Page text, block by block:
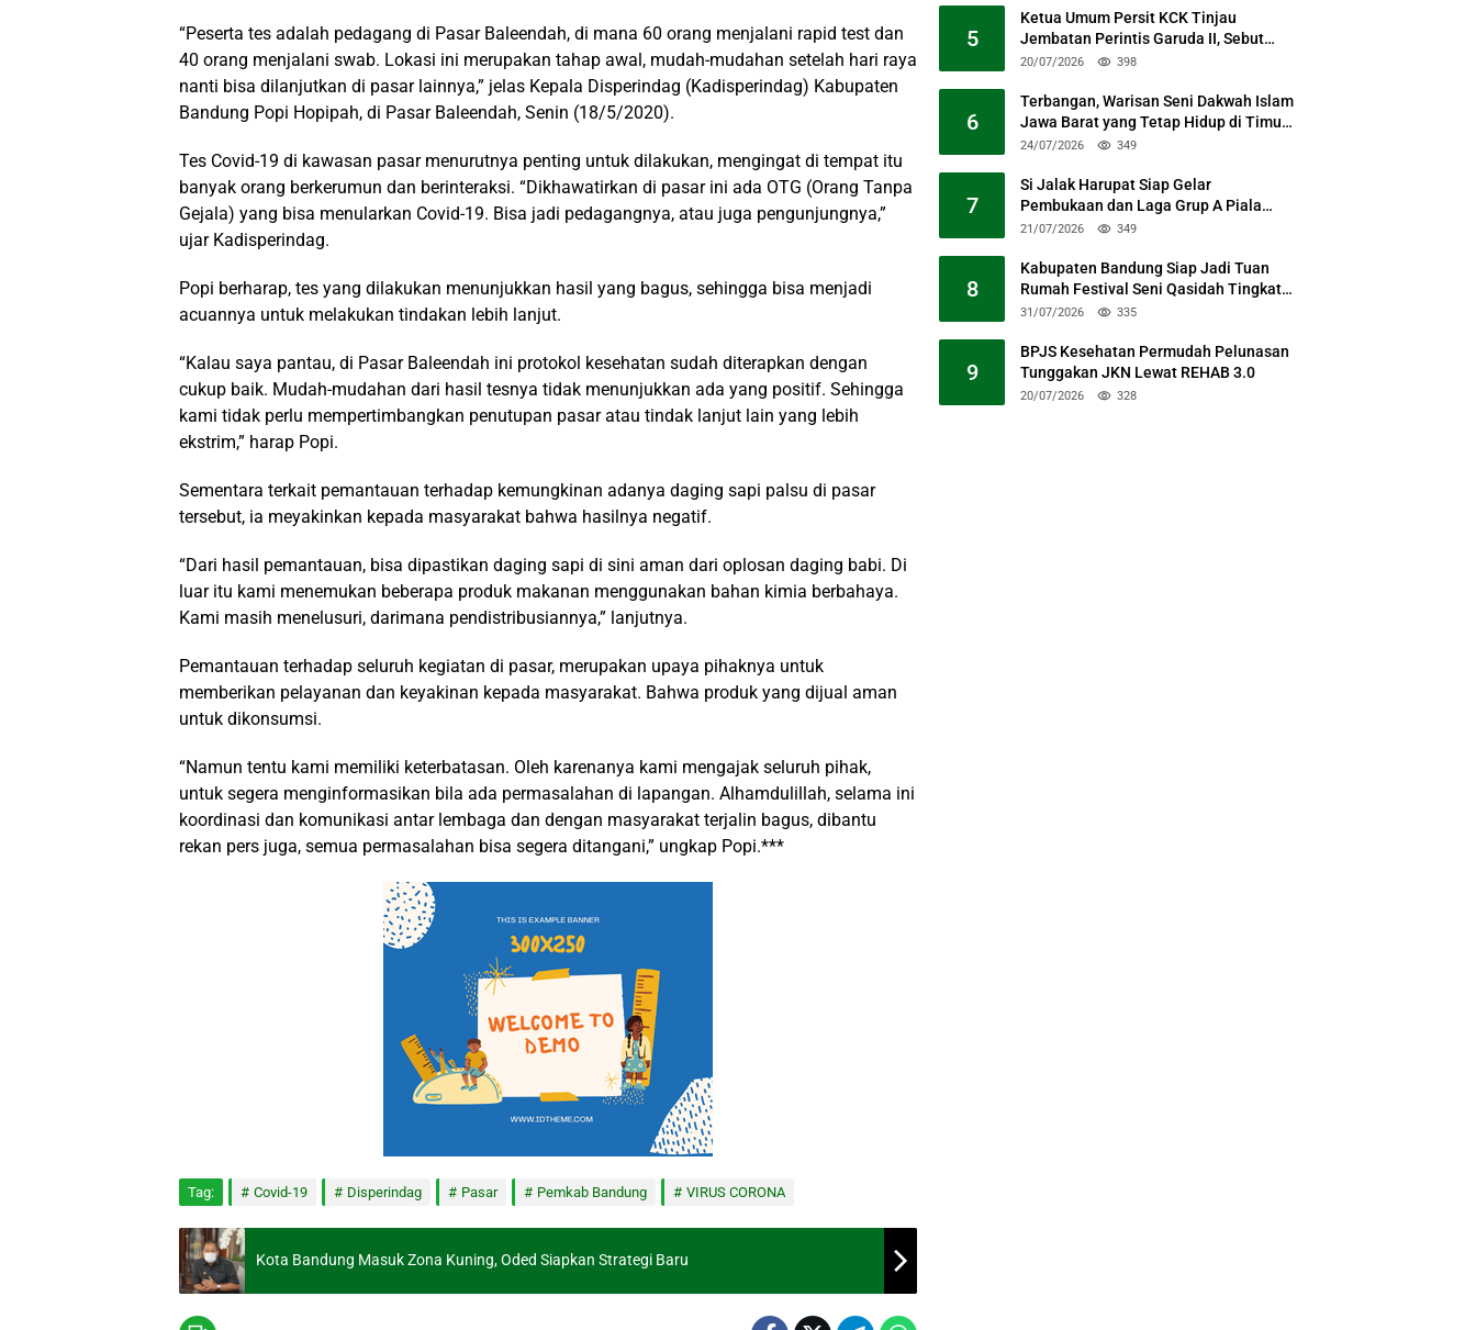
“Peserta tes adalah pedagang di Pasar Baleendah, di mana 60 orang menjalani rapid test dan
40 orang menjalani swab. Lokasi ini merupakan tahap awal, mudah-mudahan setelah hari raya
nanti bisa dilanjutkan di pasar lainnya,” jelas Kepala Disperindag (Kadisperindag) Kabupaten
Bandung Popi Hopipah, di Pasar Baleendah, Senin (18/5/2020).
Tes Covid-19 di kawasan pasar menurutnya penting untuk dilakukan, mengingat di tempat itu
banyak orang berkerumun dan berinteraksi. “Dikhawatirkan di pasar ini ada OTG (Orang Tanpa
Gejala) yang bisa menularkan Covid-19. Bisa jadi pedagangnya, atau juga pengunjungnya,”
ujar Kadisperindag.
Popi berharap, tes yang dilakukan menunjukkan hasil yang bagus, sehingga bisa menjadi
acuannya untuk melakukan tindakan lebih lanjut.
“Kalau saya pantau, di Pasar Baleendah ini protokol kesehatan sudah diterapkan dengan
cukup baik. Mudah-mudahan dari hasil tesnya tidak menunjukkan ada yang positif. Sehingga
kami tidak perlu mempertimbangkan penutupan pasar atau tindak lanjut lain yang lebih
ekstrim,” harap Popi.
Sementara terkait pemantauan terhadap kemungkinan adanya daging sapi palsu di pasar
tersebut, ia meyakinkan kepada masyarakat bahwa hasilnya negatif.
“Dari hasil pemantauan, bisa dipastikan daging sapi di sini aman dari oplosan daging babi. Di
luar itu kami menemukan beberapa produk makanan menggunakan bahan kimia berbahaya.
Kami masih menelusuri, darimana pendistribusiannya,” lanjutnya.
Pemantauan terhadap seluruh kegiatan di pasar, merupakan upaya pihaknya untuk
memberikan pelayanan dan keyakinan kepada masyarakat. Bahwa produk yang dijual aman
untuk dikonsumsi.
“Namun tentu kami memiliki keterbatasan. Oleh karenanya kami mengajak seluruh pihak,
untuk segera menginformasikan bila ada permasalahan di lapangan. Alhamdulillah, selama ini
koordinasi dan komunikasi antar lembaga dan dengan masyarakat terjalin bagus, dibantu
rekan pers juga, semua permasalahan bisa segera ditangani,” ungkap Popi.***
Tag: Covid-19 Disperindag Pasar Pemkab Bandung VIRUS CORONA
Kota Bandung Masuk Zona Kuning, Oded Siapkan Strategi Baru
5
Ketua Umum Persit KCK Tinjau
Jembatan Perintis Garuda II, Sebut
Simbol Kebersamaan TNI dan Rakyat
20/07/2026 398
6
Terbangan, Warisan Seni Dakwah Islam
Jawa Barat yang Tetap Hidup di Timur
Kabupaten Bandung
24/07/2026 349
7
Si Jalak Harupat Siap Gelar
Pembukaan dan Laga Grup A Piala
Presiden 2026 Sabtu Mendatang
21/07/2026 349
8
Kabupaten Bandung Siap Jadi Tuan
Rumah Festival Seni Qasidah Tingkat
Nasional
31/07/2026 335
9
BPJS Kesehatan Permudah Pelunasan
Tunggakan JKN Lewat REHAB 3.0
20/07/2026 328